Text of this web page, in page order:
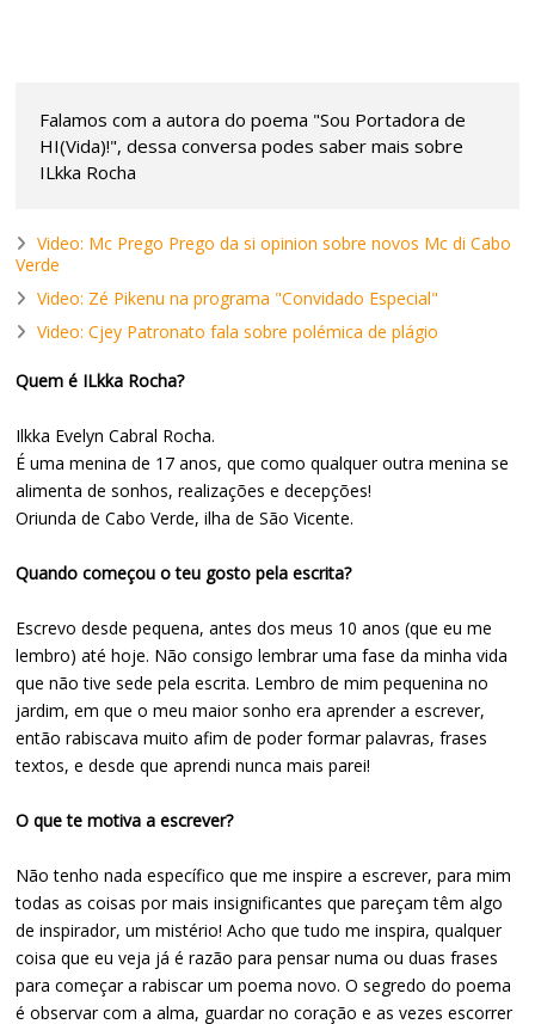
Falamos com a autora do poema "Sou Portadora de
HI(Vida)!", dessa conversa podes saber mais sobre
ILkka Rocha
Video: Mc Prego Prego da si opinion sobre novos Mc di Cabo
Verde
Video: Zé Pikenu na programa "Convidado Especial"
Video: Cjey Patronato fala sobre polémica de plágio
Quem é ILkka Rocha?
Ilkka Evelyn Cabral Rocha.
É uma menina de 17 anos, que como qualquer outra menina se
alimenta de sonhos, realizações e decepções!
Oriunda de Cabo Verde, ilha de São Vicente.
Quando começou o teu gosto pela escrita?
Escrevo desde pequena, antes dos meus 10 anos (que eu me
lembro) até hoje. Não consigo lembrar uma fase da minha vida
que não tive sede pela escrita. Lembro de mim pequenina no
jardim, em que o meu maior sonho era aprender a escrever,
então rabiscava muito afim de poder formar palavras, frases
textos, e desde que aprendi nunca mais parei!
O que te motiva a escrever?
Não tenho nada específico que me inspire a escrever, para mim
todas as coisas por mais insignificantes que pareçam têm algo
de inspirador, um mistério! Acho que tudo me inspira, qualquer
coisa que eu veja já é razão para pensar numa ou duas frases
para começar a rabiscar um poema novo. O segredo do poema
é observar com a alma, guardar no coração e as vezes escorrer